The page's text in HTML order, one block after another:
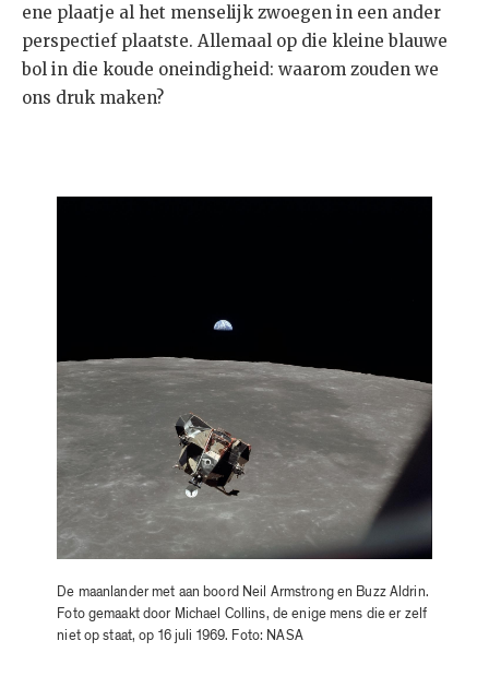
ene plaatje al het menselijk zwoegen in een ander
perspectief plaatste. Allemaal op die kleine blauwe
bol in die koude oneindigheid: waarom zouden we
ons druk maken?
De maanlander met aan boord Neil Armstrong en Buzz Aldrin.
Foto gemaakt door Michael Collins, de enige mens die er zelf
niet op staat, op 16 juli 1969. Foto: NASA